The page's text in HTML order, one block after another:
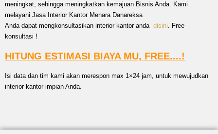
meningkat, sehingga meningkatkan kemajuan Bisnis Anda. Kami
melayani Jasa Interior Kantor Menara Danareksa
Anda dapat mengkonsultasikan interior kantor anda disini. Free
konsultasi !
HITUNG ESTIMASI BIAYA MU, FREE....!
Isi data dan tim kami akan merespon max 1×24 jam, untuk mewujudkan
interior kantor impian Anda.